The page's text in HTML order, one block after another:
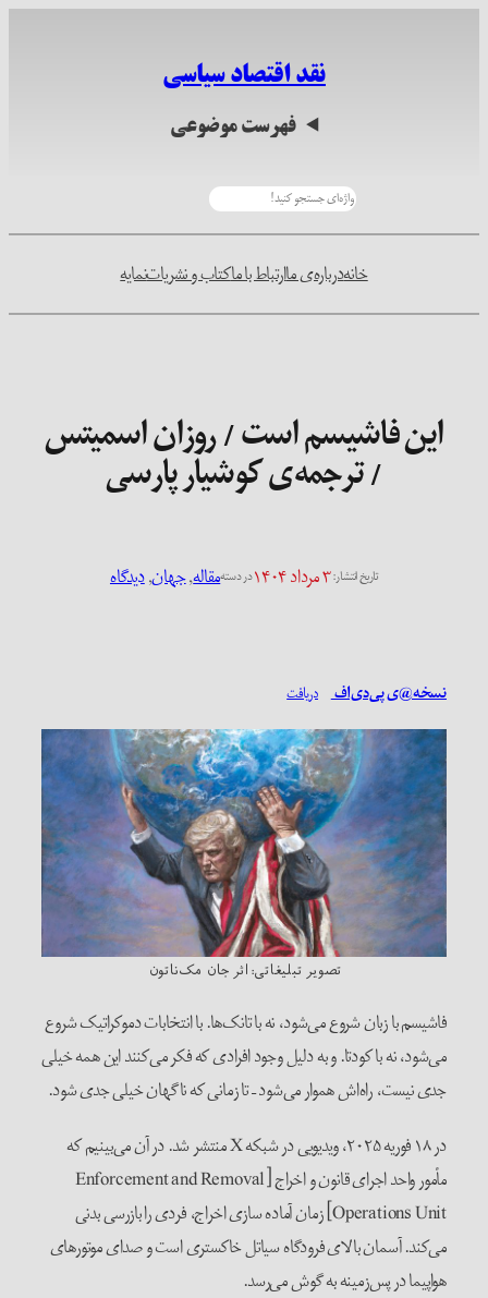
نقد اقتصاد سیاسی
فهرست موضوعی
خانهدرباره‌ی ماارتباط با ماکتاب و نشریاتنمایه
این فاشیسم است / روزان اسمیتس
/ ترجمه‌ی کوشیار پارسی
تاریخ انتشار:۳ مرداد ۱۴۰۴ در دستهمقاله, جهان, دیدگاه
نسخه@ی پی‌دی‌اف دریافت
تصویر تبلیغاتی: اثر جان مک‌ناتون
فاشیسم با زبان شروع می‌شود، نه با تانک‌ها. با انتخابات دموکراتیک شروع
می‌شود، نه با کودتا. و به دلیل وجود افرادی که فکر می‌کنند این همه خیلی
جدی نیست، راه‌اش هموار می‌شود – تا زمانی که ناگهان خیلی جدی ‌شود.
در ۱۸ فوریه ۲۰۲۵، ویدیویی در شبکه X منتشر شد. در آن می‌بینیم که
مأمور واحد اجرای قانون و اخراج [Enforcement and Removal
Operations Unit] زمان آماده‌ سازی اخراج، فردی را بازرسی بدنی
می‌کند. آسمان بالای فرودگاه سیاتل خاکستری است و صدای موتورهای
هواپیما در پس‌زمینه به گوش می‌رسد.